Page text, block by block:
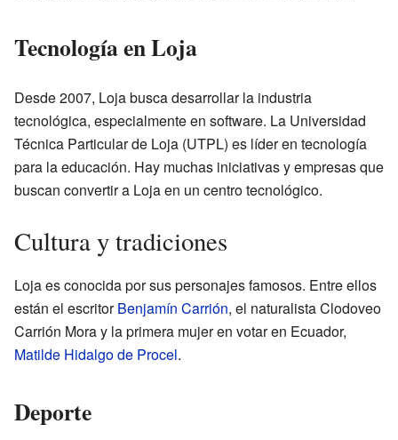
Tecnología en Loja
Desde 2007, Loja busca desarrollar la industria
tecnológica, especialmente en software. La Universidad
Técnica Particular de Loja (UTPL) es líder en tecnología
para la educación. Hay muchas iniciativas y empresas que
buscan convertir a Loja en un centro tecnológico.
Cultura y tradiciones
Loja es conocida por sus personajes famosos. Entre ellos
están el escritorBenjamín Carrión, el naturalista Clodoveo
Carrión Mora y la primera mujer en votar en Ecuador,
Matilde Hidalgo de Procel.
Deporte